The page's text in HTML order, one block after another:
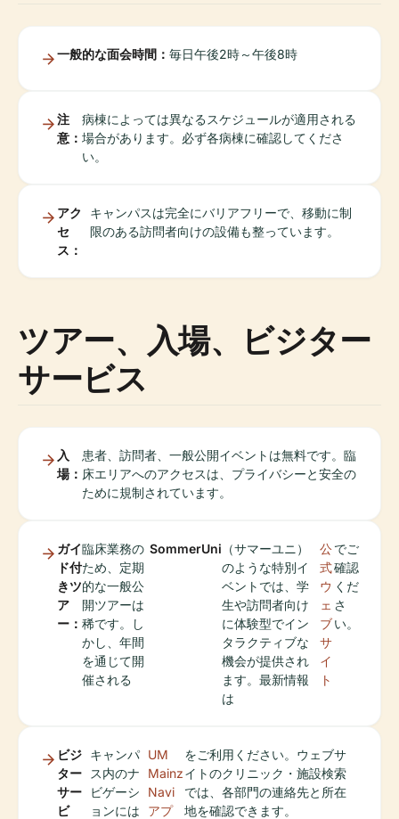
一般的な面会時間： 毎日午後2時～午後8時
注
意：
病棟によっては異なるスケジュールが適用される
場合があります。必ず各病棟に確認してくださ
い。
アク
セ
ス：
キャンパスは完全にバリアフリーで、移動に制
限のある訪問者向けの設備も整っています。
ツアー、入場、ビジター
サービス
入
場：
患者、訪問者、一般公開イベントは無料です。臨
床エリアへのアクセスは、プライバシーと安全の
ために規制されています。
ガイ
ド付
きツ
ア
ー：
臨床業務の
ため、定期
的な一般公
開ツアーは
稀です。し
かし、年間
を通じて開
催される
SommerUni （サマーユニ）
のような特別イ
ベントでは、学
生や訪問者向け
に体験型でイン
タラクティブな
機会が提供され
ます。最新情報
は
公
式
ウ
ェ
ブ
サ
イ
ト
でご
確認
くだ
さ
い。
ビジ
ター
サー
ビ
キャンパ
ス内のナ
ビゲーシ
ョンには
UM
Mainz
Navi
アプ
をご利用ください。ウェブサ
イトのクリニック・施設検索
では、各部門の連絡先と所在
地を確認できます。